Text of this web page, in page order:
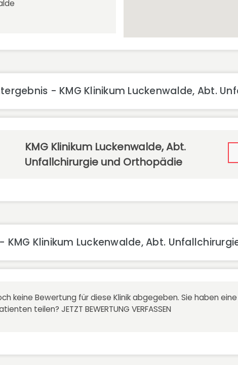
- KMG Klinikum Luckenwalde, Abt.
KMG Klinikum Luckenwalde, Abt.
Unfallchirurgie und Orthopädie
KMG Klinikum Luckenwalde, Abt.
keine Bewertung für diese Klinik abgegeben. Sie haben
teilen? JETZT BEWERTUNG VERFASSEN